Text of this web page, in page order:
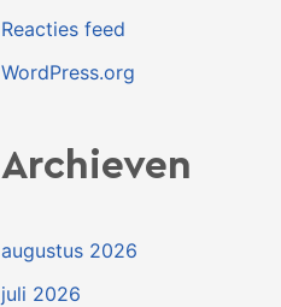
Reacties feed
WordPress.org
Archieven
augustus 2026
juli 2026